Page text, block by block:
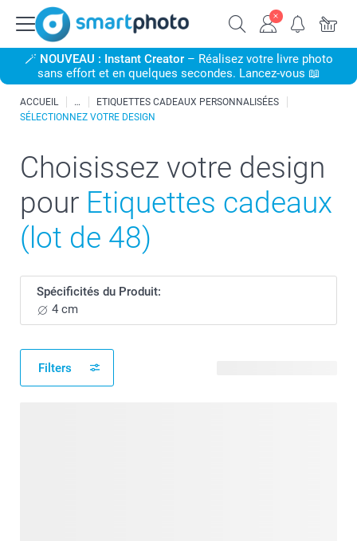
🪄 NOUVEAU : Instant Creator– Réalisez votre livre photo
sans effort et en quelques secondes. Lancez-vous 📖
ACCUEIL
ETIQUETTES CADEAUX PERSONNALISÉES
SÉLECTIONNEZ VOTRE DESIGN
Choisissez votre design
pour Etiquettes cadeaux
(lot de 48)
Spécificités du Produit:
4 cm
Filters